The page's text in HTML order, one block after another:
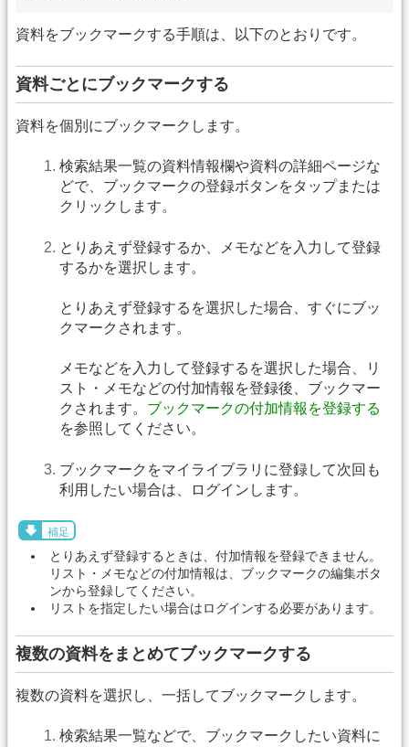
資料をブックマークする手順は、以下のとおりです。
資料ごとにブックマークする
資料を個別にブックマークします。
検索結果一覧の資料情報欄や資料の詳細ページな
どで、ブックマークの登録ボタンをタップまたは
クリックします。
とりあえず登録するか、メモなどを入力して登録
するかを選択します。
とりあえず登録するを選択した場合、すぐにブッ
クマークされます。
メモなどを入力して登録するを選択した場合、リ
スト・メモなどの付加情報を登録後、ブックマー
クされます。 ブックマークの付加情報を登録する
を参照してください。
ブックマークをマイライブラリに登録して次回も
利用したい場合は、ログインします。
補足
とりあえず登録するときは、付加情報を登録できません。
リスト・メモなどの付加情報は、ブックマークの編集ボタ
ンから登録してください。
リストを指定したい場合はログインする必要があります。
複数の資料をまとめてブックマークする
複数の資料を選択し、一括してブックマークします。
検索結果一覧などで、ブックマークしたい資料に